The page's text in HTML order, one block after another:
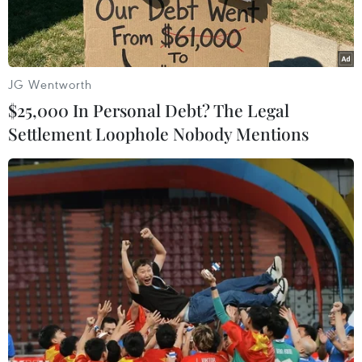
(Nguồn: ITV News)
Trung tâm cảnh báo sóng thần Thái Bình Dương
đã hạ cảnh báo sóng thần xuống mức thấp nhất
hoặc dỡ bỏ cảnh báo này ở một số nơi sau khi
trận động đất mạnh 7,7 độ Richter ở quần đảo
JG Wentworth
$25,000 In Personal Debt? The Legal
Settlement Loophole Nobody Mentions